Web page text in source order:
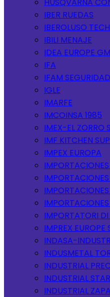
IBER RUEDAS
IBEROLUSO
IBILI MENAJE
IDEA EUROPE
IFA
IFAM SEGURIDAD
IGLE
IMARFE
IMCOINSA 1985
IMEX-EL ZORRO
IMF KITCHEN
IMPEX EUROPA
IMPORTATORI
IMPREX EUROPE
INDASA-
INDUSMETAL
INDUSTRIAL
INDUSTRIAL
INDUSTRIAL